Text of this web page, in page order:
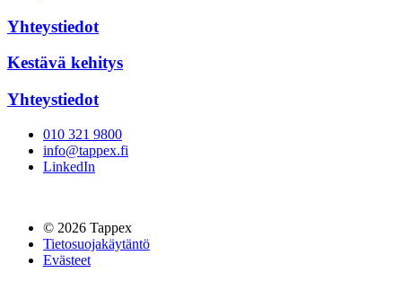
Yhteystiedot
Kestävä kehitys
Yhteystiedot
010 321 9800
info@tappex.fi
LinkedIn
© 2026 Tappex
Tietosuojakäytäntö
Evästeet